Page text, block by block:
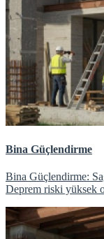
Bina Güçlendirme
Bina Güçlendirme:
Deprem riski yüksek